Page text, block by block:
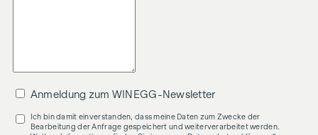
Anmeldung zum WINEGG-Newsletter
Ich bin damit einverstanden, dass meine Daten zum Zwecke der
Bearbeitung der Anfrage gespeichert und weiterverarbeitet werden.